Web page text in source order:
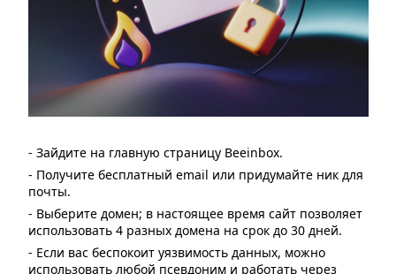
- Зайдите на главную страницу Beeinbox.
- Получите бесплатный email или придумайте ник для
почты.
- Выберите домен; в настоящее время сайт позволяет
использовать 4 разных домена на срок до 30 дней.
- Если вас беспокоит уязвимость данных, можно
использовать любой псевдоним и работать через